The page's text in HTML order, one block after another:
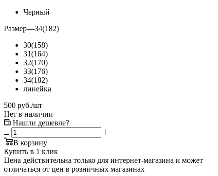
Черный
Размер—34(182)
30(158)
31(164)
32(170)
33(176)
34(182)
линейка
500 руб./шт
Нет в наличии
Нашли дешевле?
В корзину
Купить в 1 клик
Цена действительна только для интернет-магазина и может
отличаться от цен в розничных магазинах